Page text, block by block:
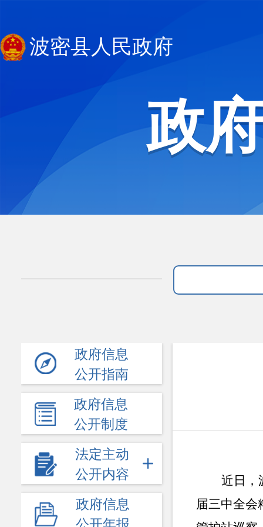
波密县人民政府
政
政府信息
公开指南
政府信息
公开制度
法定主动
公开内容
政府信息
近日，
届三中全会